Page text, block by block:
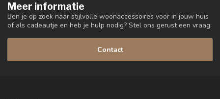
Meer informatie
Ben je op zoek naar stijlvolle woonaccessoires voor in jouw huis
of als cadeautje en heb je hulp nodig? Stel ons gerust een vraag.
Contact